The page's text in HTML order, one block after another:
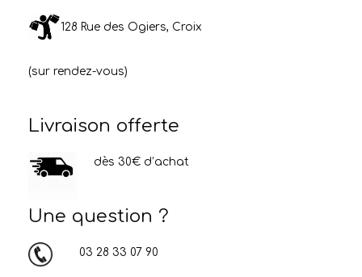
128 Rue des Ogiers, Croix
(sur rendez-vous)
Livraison offerte
dès 30€ d’achat
Une question ?
03 28 33 07 90